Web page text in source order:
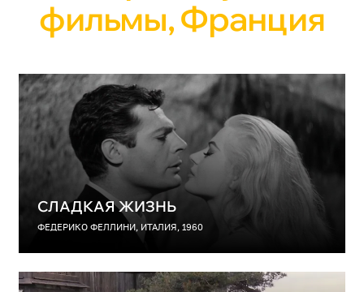
фильмы, Франция
СЛАДКАЯ ЖИЗНЬ
ФЕДЕРИКО ФЕЛЛИНИ, ИТАЛИЯ, 1960